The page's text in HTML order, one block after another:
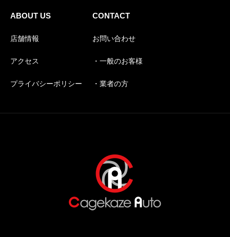
ABOUT US
店舗情報
アクセス
プライバシーポリシー
CONTACT
お問い合わせ
・一般のお客様
・業者の方